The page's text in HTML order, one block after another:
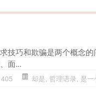
技巧和欺骗是两个概念
面...
405 却是, 哲理语录, 是一